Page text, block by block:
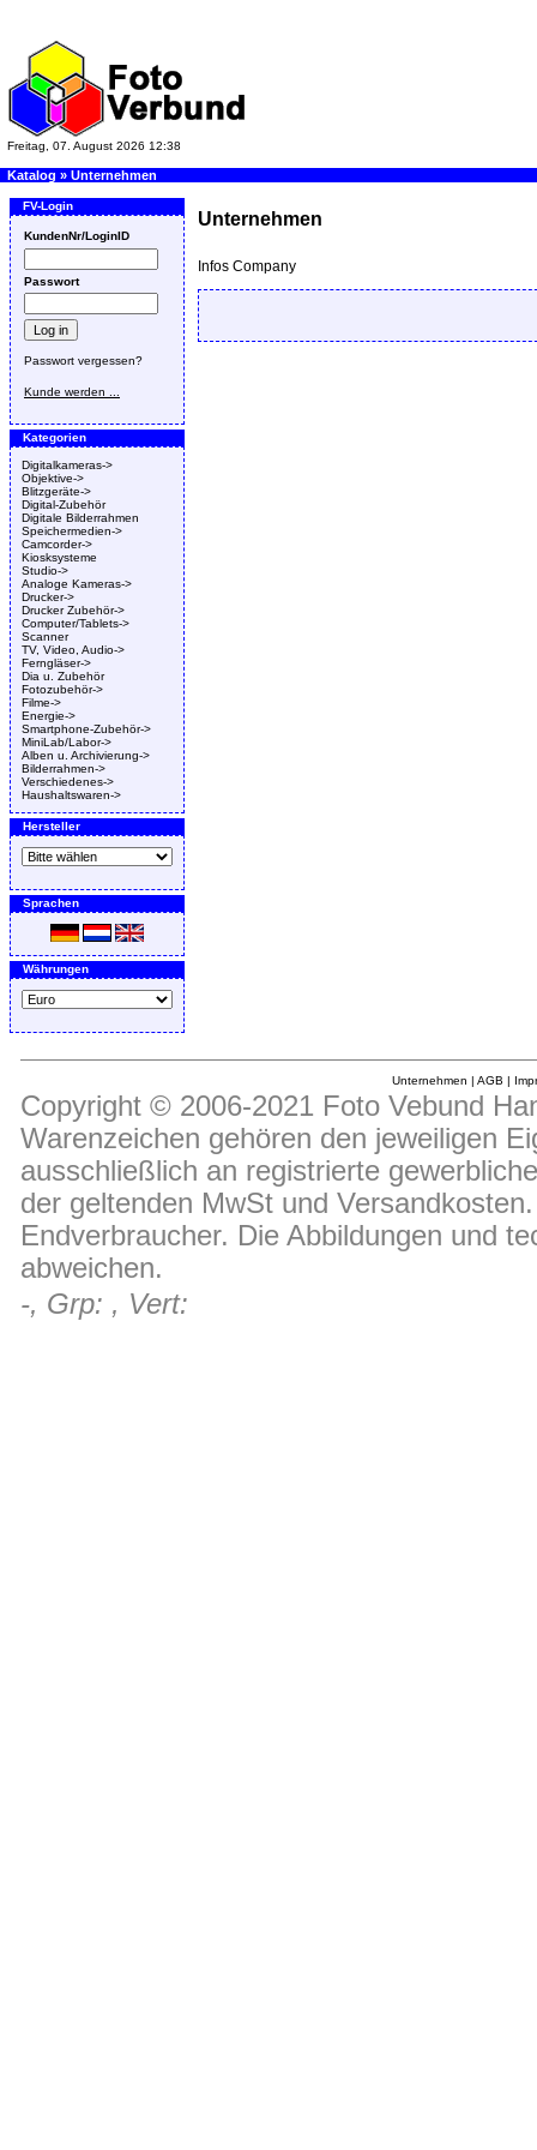
Freitag, 07. August 2026 12:38
Katalog » Unternehmen
FV-Login
KundenNr/LoginID
Passwort
Passwort vergessen?
Kunde werden ...
Kategorien
Digitalkameras->
Objektive->
Blitzgeräte->
Digital-Zubehör
Digitale Bilderrahmen
Speichermedien->
Camcorder->
Kiosksysteme
Studio->
Analoge Kameras->
Drucker->
Drucker Zubehör->
Computer/Tablets->
Scanner
TV, Video, Audio->
Ferngläser->
Dia u. Zubehör
Fotozubehör->
Filme->
Energie->
Smartphone-Zubehör->
MiniLab/Labor->
Alben u. Archivierung->
Bilderrahmen->
Verschiedenes->
Haushaltswaren->
Hersteller
Sprachen
Währungen
Unternehmen
Infos Company
Unternehmen | AGB |
Copyright © 2006-2021 Foto Vebund
Warenzeichen gehören den jeweiligen
ausschließlich an registrierte
der geltenden MwSt und
Endverbraucher. Die Abbildungen und
abweichen.
-, Grp: , Vert: